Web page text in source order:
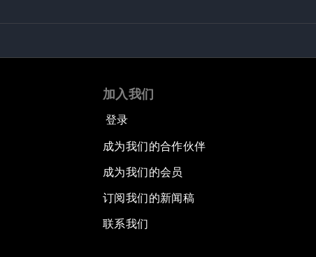
加入我们
登录
成为我们的合作伙伴
成为我们的会员
订阅我们的新闻稿
联系我们